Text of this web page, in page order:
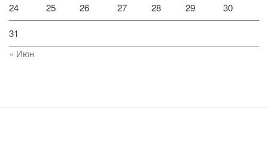
24 25 26 27 28 29 30
31
« Июн